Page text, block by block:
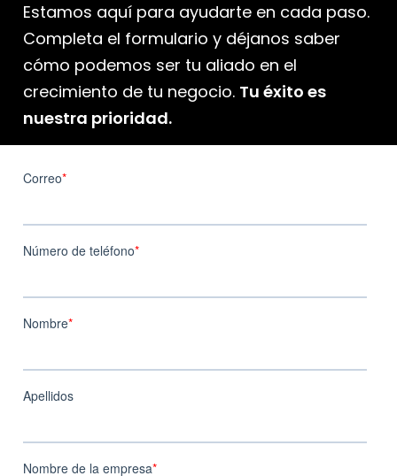
Estamos aquí para ayudarte en cada paso.
Completa el formulario y déjanos saber
cómo podemos ser tu aliado en el
crecimiento de tu negocio. Tu éxito es
nuestra prioridad.